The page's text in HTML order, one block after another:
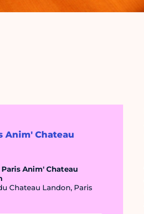
Anim' Chateau
Anim' Chateau
Chateau Landon, Paris